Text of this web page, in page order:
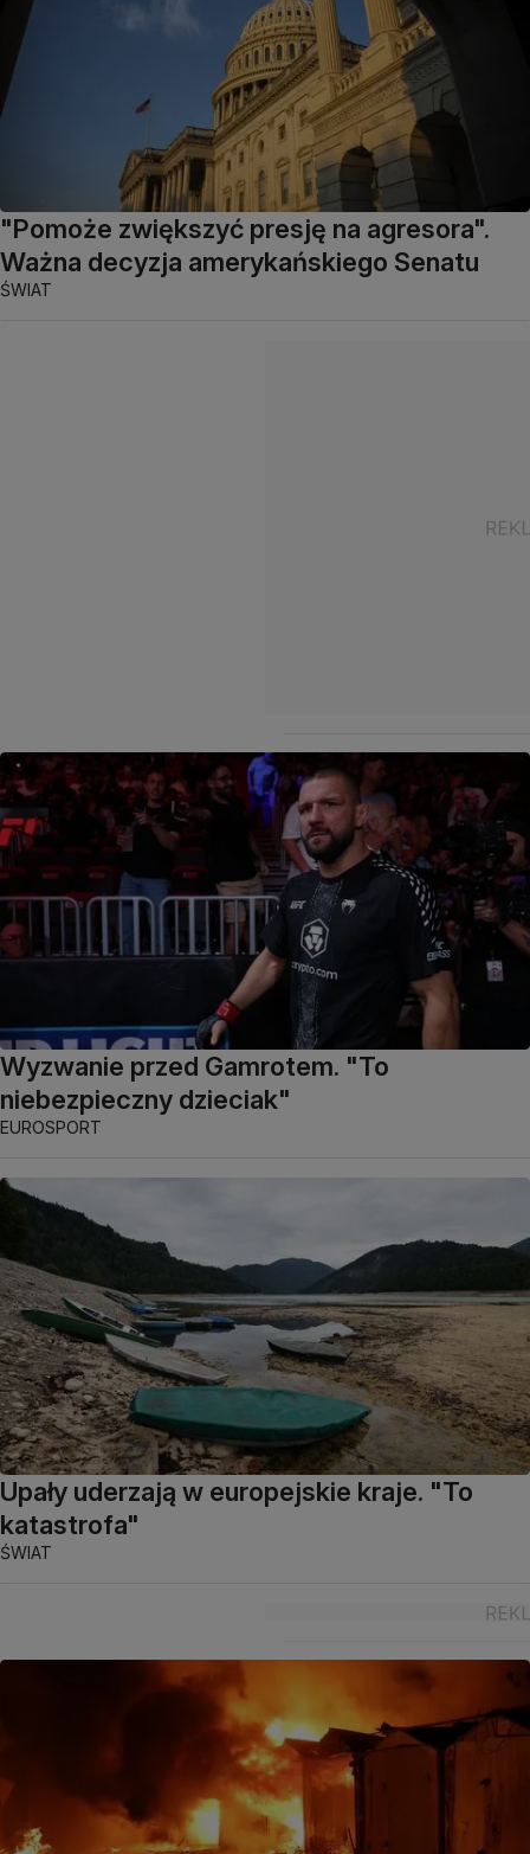
"Pomoże zwiększyć presję na agresora".
Ważna decyzja amerykańskiego Senatu
ŚWIAT
Wyzwanie przed Gamrotem. "To
niebezpieczny dzieciak"
EUROSPORT
Upały uderzają w europejskie kraje. "To
katastrofa"
ŚWIAT